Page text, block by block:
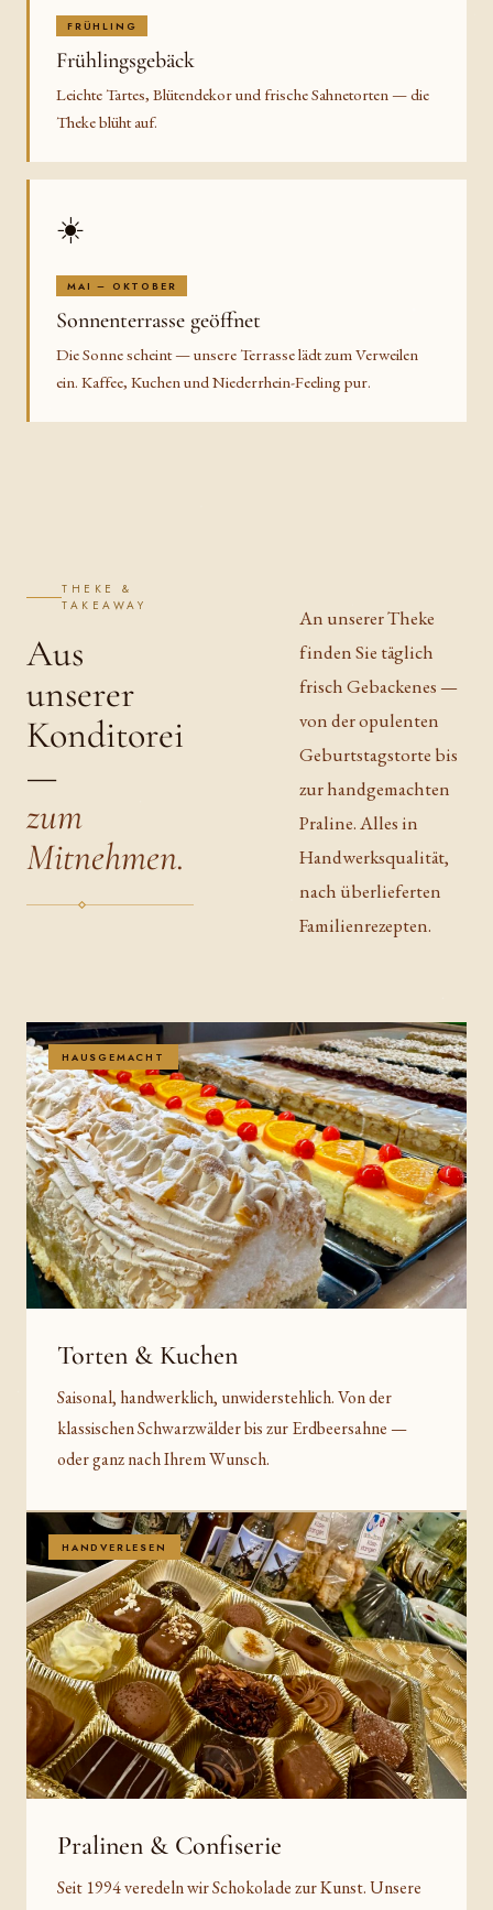
FRÜHLING
Frühlingsgebäck
Leichte Tartes, Blütendekor und frische Sahnetorten — die
Theke blüht auf.
☀️
MAI – OKTOBER
Sonnenterrasse geöffnet
Die Sonne scheint — unsere Terrasse lädt zum Verweilen
ein. Kaffee, Kuchen und Niederrhein-Feeling pur.
THEKE &
TAKEAWAY
Aus
unserer
Konditorei
—
zum
Mitnehmen.
An unserer Theke
finden Sie täglich
frisch Gebackenes —
von der opulenten
Geburtstagstorte bis
zur handgemachten
Praline. Alles in
Handwerksqualität,
nach überlieferten
Familienrezepten.
HAUSGEMACHT
Torten & Kuchen
Saisonal, handwerklich, unwiderstehlich. Von der
klassischen Schwarzwälder bis zur Erdbeersahne —
oder ganz nach Ihrem Wunsch.
HANDVERLESEN
Pralinen & Confiserie
Seit 1994 veredeln wir Schokolade zur Kunst. Unsere